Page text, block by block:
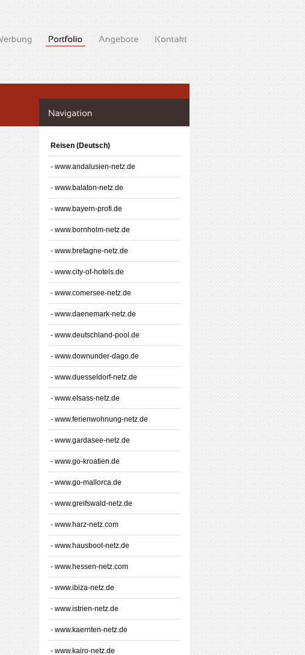
Reisen (Deutsch)
- www.andalusien-netz.de
- www.balaton-netz.de
- www.bayern-profi.de
- www.bornholm-netz.de
- www.bretagne-netz.de
- www.city-of-hotels.de
- www.comersee-netz.de
- www.daenemark-netz.de
- www.deutschland-pool.de
- www.downunder-dago.de
- www.duesseldorf-netz.de
- www.elsass-netz.de
- www.ferienwohnung-netz.de
- www.gardasee-netz.de
- www.go-kroatien.de
- www.go-mallorca.de
- www.greifswald-netz.de
- www.harz-netz.com
- www.hausboot-netz.de
- www.hessen-netz.com
- www.ibiza-netz.de
- www.istrien-netz.de
- www.kaernten-netz.de
- www.kairo-netz.de